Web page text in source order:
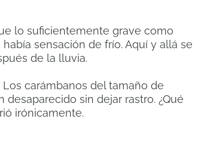
lo suficientemente grave como
sensación de frío. Aquí y allá se
de la lluvia.
carámbanos del tamaño de
sin dejar rastro. ¿Qué
irónicamente.